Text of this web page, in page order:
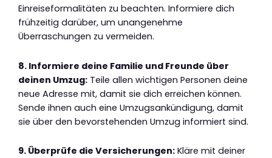
Einreiseformalitäten zu beachten. Informiere dich
frühzeitig darüber, um unangenehme
Überraschungen zu vermeiden.
8. Informiere deine Familie und Freunde über
deinen Umzug: Teile allen wichtigen Personen deine
neue Adresse mit, damit sie dich erreichen können.
Sende ihnen auch eine Umzugsankündigung, damit
sie über den bevorstehenden Umzug informiert sind.
9. Überprüfe die Versicherungen: Kläre mit deiner